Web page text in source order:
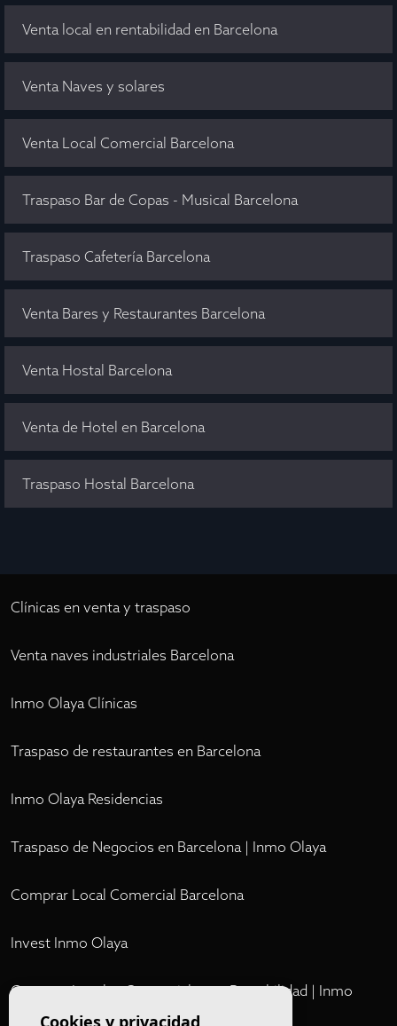
Venta local en rentabilidad en Barcelona
Venta Naves y solares
Venta Local Comercial Barcelona
Traspaso Bar de Copas - Musical Barcelona
Traspaso Cafetería Barcelona
Venta Bares y Restaurantes Barcelona
Venta Hostal Barcelona
Venta de Hotel en Barcelona
Traspaso Hostal Barcelona
Clínicas en venta y traspaso
Venta naves industriales Barcelona
Inmo Olaya Clínicas
Traspaso de restaurantes en Barcelona
Inmo Olaya Residencias
Traspaso de Negocios en Barcelona | Inmo Olaya
Comprar Local Comercial Barcelona
Invest Inmo Olaya
Comprar Locales Comerciales en Rentabilidad | Inmo
OlayaCookies y privacidad